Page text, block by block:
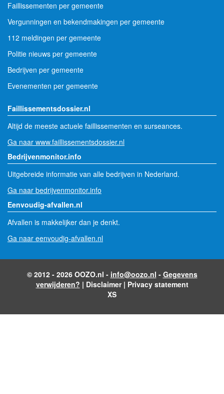
Faillissementen per gemeente
Vergunningen en bekendmakingen per gemeente
112 meldingen per gemeente
Politie nieuws per gemeente
Bedrijven per gemeente
Evenementen per gemeente
Faillissementsdossier.nl
Altijd de meeste actuele faillissementen en surseances.
Ga naar www.faillissementsdossier.nl
Bedrijvenmonitor.info
Uitgebreide informatie van alle bedrijven in Nederland.
Ga naar bedrijvenmonitor.info
Eenvoudig-afvallen.nl
Afvallen is makkelijker dan je denkt.
Ga naar eenvoudig-afvallen.nl
© 2012 - 2026 OOZO.nl - info@oozo.nl - Gegevens
verwijderen? | Disclaimer| Privacy statement
XS